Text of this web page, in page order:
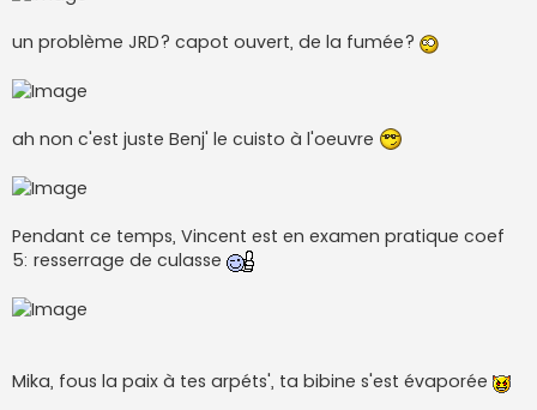
un problème JRD? capot ouvert, de la fumée?
ah non c'est juste Benj' le cuisto à l'oeuvre
Pendant ce temps, Vincent est en examen pratique coef
5: resserrage de culasse
Mika, fous la paix à tes arpéts', ta bibine s'est évaporée